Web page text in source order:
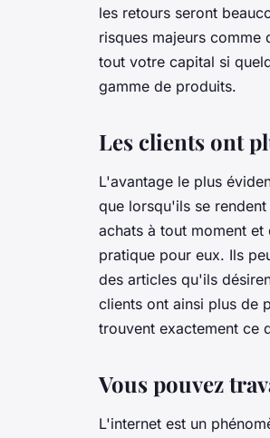
les retours seront
risques majeurs
tout votre capital si
gamme de produits.
Les clients ont
L'avantage le plus
que lorsqu'ils se
achats à tout moment
pratique pour eux. Ils
des articles qu'ils
clients ont ainsi plus de
trouvent exactement ce
Vous pouvez
L'internet est un